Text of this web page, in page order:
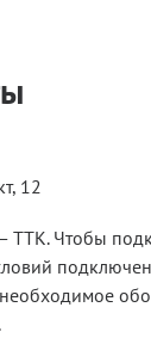
12
ТТК. Чтобы